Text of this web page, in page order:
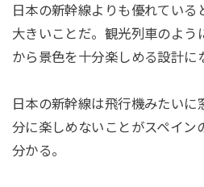
日本の新幹線よりも優れている
大きいことだ。観光列車のよう
から景色を十分楽しめる設計に
日本の新幹線は飛行機みたい
分に楽しめないことがスペイン
分かる。